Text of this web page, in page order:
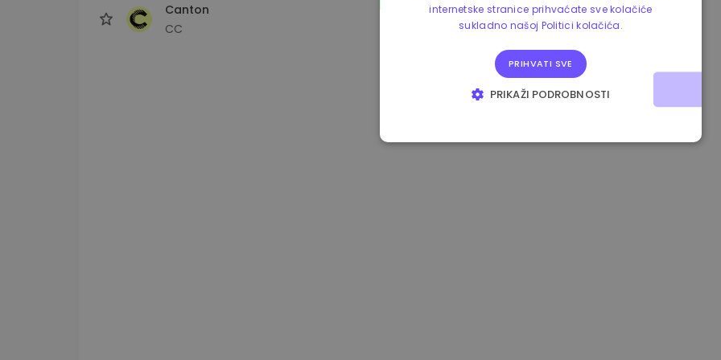
Canton
CC
0.083269000 € +4.90%
internetske stranice prihvaćate sve kolačiće
sukladno našoj Politici kolačića.
PRIHVATI SVE
PRIKAŽI PODROBNOSTI